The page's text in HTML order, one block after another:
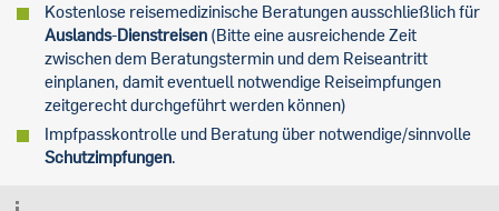
Kostenlose reisemedizinische Beratungen ausschließlich für
Auslands-Dienstreisen (Bitte eine ausreichende Zeit
zwischen dem Beratungstermin und dem Reiseantritt
einplanen, damit eventuell notwendige Reiseimpfungen
zeitgerecht durchgeführt werden können)
Impfpasskontrolle und Beratung über notwendige/sinnvolle
Schutzimpfungen.